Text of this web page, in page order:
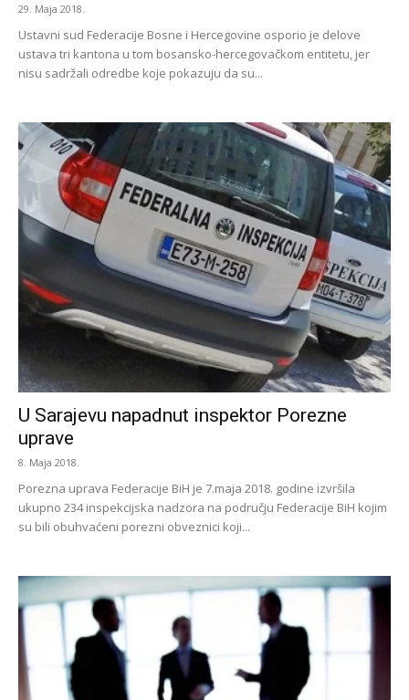
29. Maja 2018.
Ustavni sud Federacije Bosne i Hercegovine osporio je delove
ustava tri kantona u tom bosansko-hercegovačkom entitetu, jer
nisu sadržali odredbe koje pokazuju da su...
U Sarajevu napadnut inspektor Porezne
uprave
8. Maja 2018.
Porezna uprava Federacije BiH je 7.maja 2018. godine izvršila
ukupno 234 inspekcijska nadzora na području Federacije BiH kojim
su bili obuhvaćeni porezni obveznici koji...